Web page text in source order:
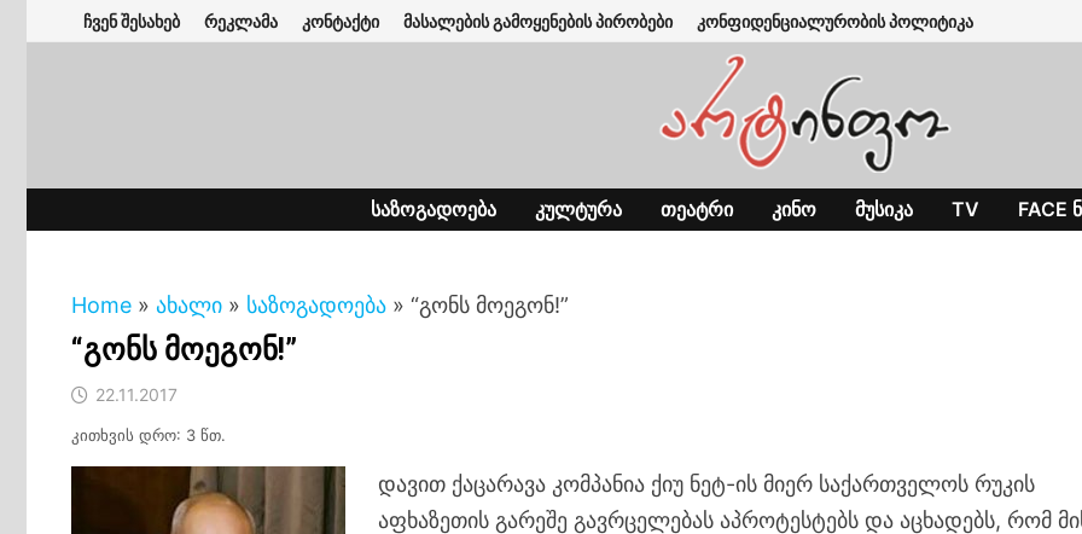
to
ჩვენ შესახებ რეკლამა კონტაქტი მასალების გამოყენების პირობები კონფიდენციალურობის პოლიტიკა
ᲡᲐᲖᲝᲒᲐᲓᲝᲔᲑᲐ ᲙᲣᲚᲢᲣᲠᲐ ᲗᲔᲐᲢᲠᲘ ᲙᲘᲜᲝ ᲛᲣᲡᲘᲙᲐ TV FACE
Home » ახალი » საზოგადოება » “გონს მოეგონ!”
“გონს მოეგონ!”
22.11.2017
კითხვის დრო: 3 წთ.
დავით ქაცარავა კომპანია ქიუ ნეტ-ის მიერ საქართველოს რუკის
აფხაზეთის გარეშე გავრცელებას აპროტესტებს და აცხადებს, რომ